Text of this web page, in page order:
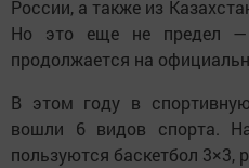
России, а также из
Но это еще не предел —
продолжается на
В этом году в
вошли 6 видов спорта.
пользуются баскетбол 3×3,